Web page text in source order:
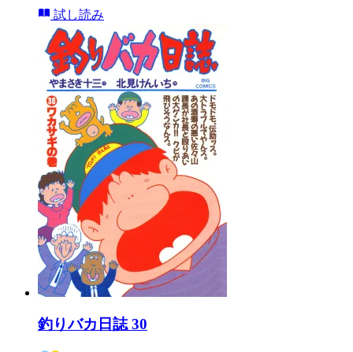
試し読み
釣りバカ日誌 30